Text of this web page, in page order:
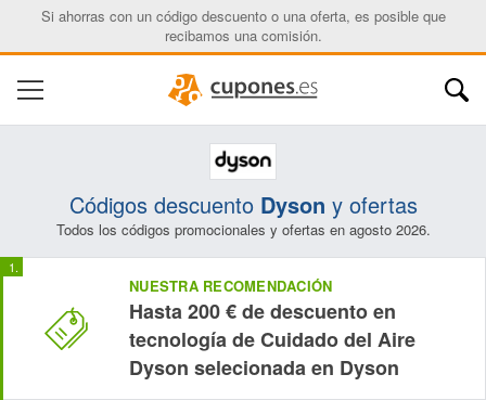
Si ahorras con un código descuento o una oferta, es posible que
recibamos una comisión.
Códigos descuento Dyson y ofertas
Todos los códigos promocionales y ofertas en agosto 2026.
NUESTRA RECOMENDACIÓN
Hasta 200 € de descuento en
tecnología de Cuidado del Aire
Dyson selecionada en Dyson